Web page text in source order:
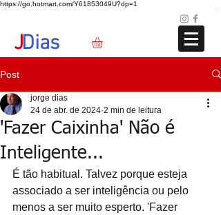
https://go.hotmart.com/Y61853049U?dp=1
JDias
Post
'Fazer Caixinha' Não é
Inteligente...
jorge dias
24 de abr. de 2024 2 min de leitura
É tão habitual. Talvez porque esteja
associado a ser inteligência ou pelo
menos a ser muito esperto. 'Fazer